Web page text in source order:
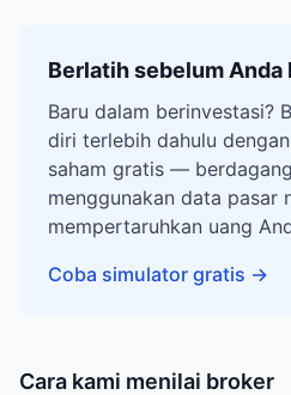
Berlatih sebelum Anda
Baru dalam berinvestasi?
diri terlebih dahulu
saham gratis —
menggunakan data pasar
mempertaruhkan uang
Coba simulator gratis →
Cara kami menilai broker